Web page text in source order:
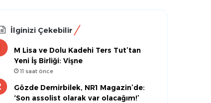
İlginizi Çekebilir
M Lisa ve Dolu Kadehi Ters Tut’tan
Yeni İş Birliği: Vişne
11 saat önce
Gözde Demirbilek, NR1 Magazin’de:
‘Son assolist olarak var olacağım!’